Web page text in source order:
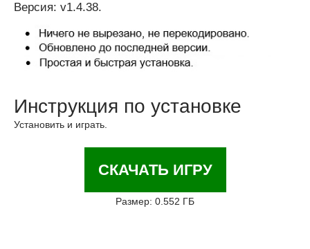
Версия: v1.4.38.
Инструкция по установке
Установить и играть.
СКАЧАТЬ ИГРУ
Размер: 0.552 ГБ